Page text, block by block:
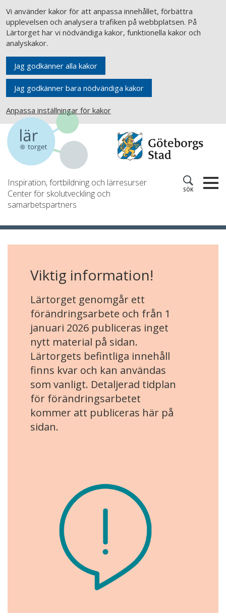
Vi använder kakor för att anpassa innehållet, förbättra
upplevelsen och analysera trafiken på webbplatsen. På
Lärtorget har vi nödvändiga kakor, funktionella kakor och
analyskakor.
Jag godkänner alla kakor
Jag godkänner bara nödvändiga kakor
Anpassa inställningar för kakor
Inspiration, fortbildning och lärresurser
Center för skolutveckling och
samarbetspartners
SÖK
Viktig information!
Lärtorget genomgår ett
förändringsarbete och från 1
januari 2026 publiceras inget
nytt material på sidan.
Lärtorgets befintliga innehåll
finns kvar och kan användas
som vanligt. Detaljerad tidplan
för förändringsarbetet
kommer att publiceras här på
sidan.